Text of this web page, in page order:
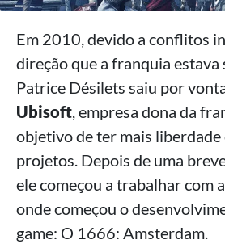
Em 2010, devido a conflitos
direção que a franquia estava
Patrice Désilets saiu por
Ubisoft, empresa dona da
objetivo de ter mais liberdade
projetos. Depois de uma
ele começou a trabalhar com a
onde começou o
game: O 1666: Amsterdam.